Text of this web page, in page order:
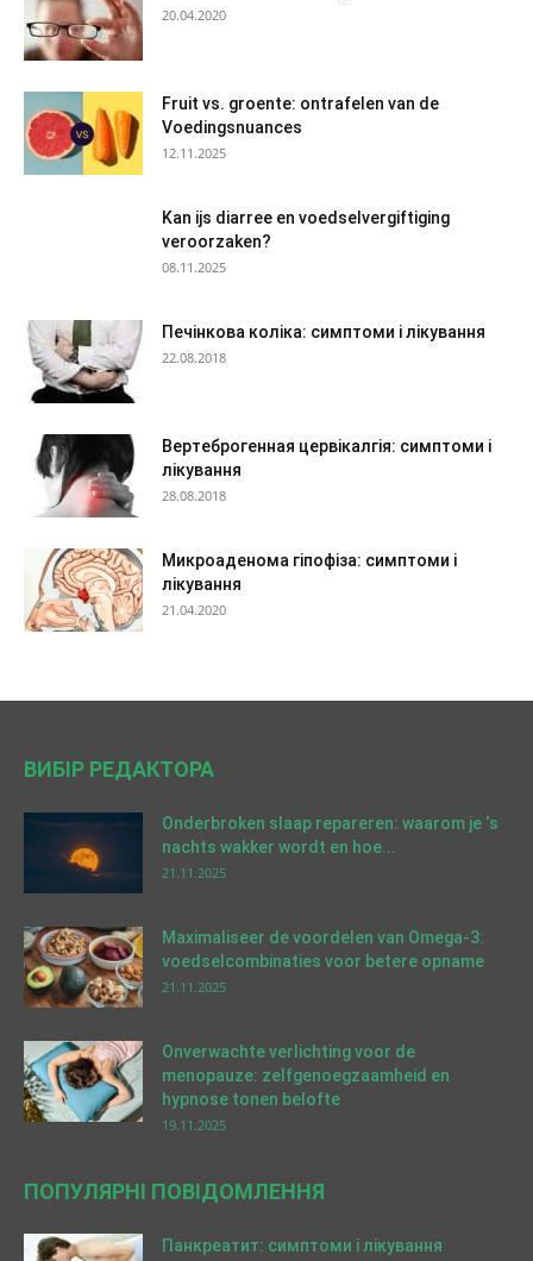
20.04.2020
Fruit vs. groente: ontrafelen van de
Voedingsnuances
12.11.2025
Kan ijs diarree en voedselvergiftiging
veroorzaken?
08.11.2025
Печінкова коліка: симптоми і лікування
22.08.2018
Вертеброгенная цервікалгія: симптоми і
лікування
28.08.2018
Микроаденома гіпофіза: симптоми і
лікування
21.04.2020
ВИБІР РЕДАКТОРА
Onderbroken slaap repareren: waarom je ‘s
nachts wakker wordt en hoe...
21.11.2025
Maximaliseer de voordelen van Omega-3:
voedselcombinaties voor betere opname
21.11.2025
Onverwachte verlichting voor de
menopauze: zelfgenoegzaamheid en
hypnose tonen belofte
19.11.2025
ПОПУЛЯРНІ ПОВІДОМЛЕННЯ
Панкреатит: симптоми і лікування